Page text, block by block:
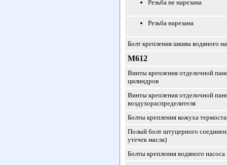
Резьба не нарезана
Резьба нарезана
Болт крепления шкива водяного
М612
Винты крепления отделочной
цилиндров
Винты крепления отделочной
воздухораспределителя
Болты крепления кожуха
Полый болт штуцерного
утечек масла)
Болты крепления водяного